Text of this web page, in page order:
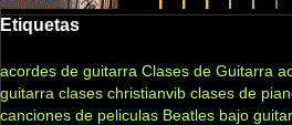
Etiquetas
acordes de guitarra Clases de Guitarra
guitarra clases christianvib clases de
canciones de peliculas Beatles bajo